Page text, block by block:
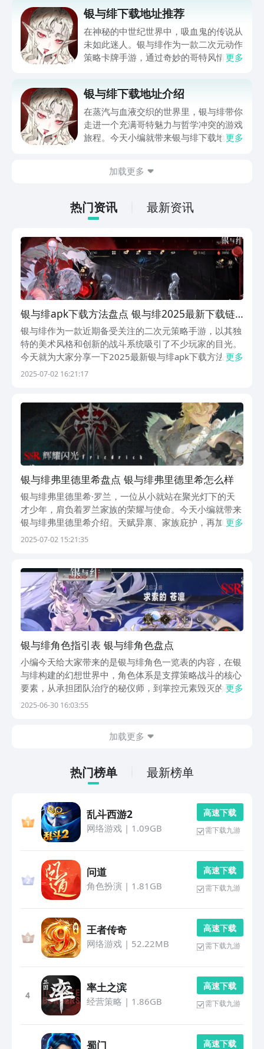
银与绯下载地址推荐
在神秘的中世纪世界中，吸血鬼的传说从
未如此迷人。银与绯作为一款二次元动作
策略卡牌手游，通过奇妙的哥特风情和丰
绯下载地址推荐。在这里，每个角色都拥
有精彩绝伦的立绘和让人惊叹的技能效
果，再加上扣人心弦的剧情设定，使得这
款游戏在策略卡牌RPG领域中脱颖而出。
更多
银与绯下载地址介绍
在蒸汽与血液交织的世界里，银与绯带你
走进一个充满哥特魅力与哲学冲突的游戏
旅程。今天小编就带来银与绯下载地址介
着不朽的诅咒？这款游戏不仅是战斗与策
深刻反思。让我们一起探究这款游戏的独
特魅力吧。
更多
加载更多
热门资讯 最新资讯
银与绯apk下载方法盘点 银与绯2025最新下载链
接
银与绯作为一款近期备受关注的二次元策略手游，以其独
特的美术风格和创新的战斗系统吸引了不少玩家的目光。
今天就为大家分享一下2025最新银与绯apk下载方法介
绍。游戏将日式幻想世界观与轻策略玩法相结合，为玩家
更多
2025-07-02 16:21:17
银与绯弗里德里希盘点 银与绯弗里德里希怎么样
银与绯弗里德里希·罗兰，一位从小就站在聚光灯下的天
才少年，肩负着罗兰家族的荣耀与使命。今天小编就带来
银与绯弗里德里希介绍。天赋异禀、家族庇护，再加上信
念坚定的他，注定成为了战场上不容忽视的存在。游戏中
更多
2025-07-02 15:21:35
银与绯角色指引表 银与绯角色盘点
小编今天给大家带来的是银与绯角色一览表的内容，在银
与绯构建的幻想世界中，角色体系是支撑策略战斗的核心
要素，从承担团队治疗的秘仪师，到掌控元素毁灭的巫术
师，从冲锋陷阵的厉战者到构筑防线的守护者，角色间的
更多
2025-06-30 16:03:55
加载更多
热门榜单 最新榜单
乱斗西游2
网络游戏| 1.09GB
高 速 下 载
需下载九游
问道
角色扮演 | 1.81GB
高 速 下 载
需下载九游
王者传奇
网络游戏| 52.22MB
高 速 下 载
需下载九游
4
率土之滨
经营策略 | 1.86GB
高 速 下 载
需下载九游
蜀门 高 速 下 载